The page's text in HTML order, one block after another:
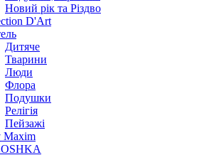
Новий рік та Різдво
D'Art
Дитяче
Тварини
Люди
Флора
Подушки
Релігія
Пейзажі
Maxim